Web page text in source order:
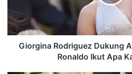
Giorgina Rodriguez Dukung
Ronaldo Ikut Apa